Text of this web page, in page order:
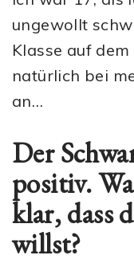
ungewollt
Klasse auf
natürlich bei
an…
Der
positiv.
klar, dass
willst?